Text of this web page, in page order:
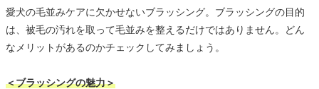
愛犬の毛並みケアに欠かせないブラッシング。ブラッシングの目的
は、被毛の汚れを取って毛並みを整えるだけではありません。どん
なメリットがあるのかチェックしてみましょう。
＜ブラッシングの魅力＞